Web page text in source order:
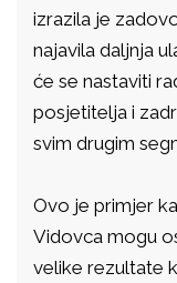
izrazila je
najavila daljnja
će se nastaviti
posjetitelja i
svim drugim
Ovo je primjer
Vidovca mogu
velike rezultate